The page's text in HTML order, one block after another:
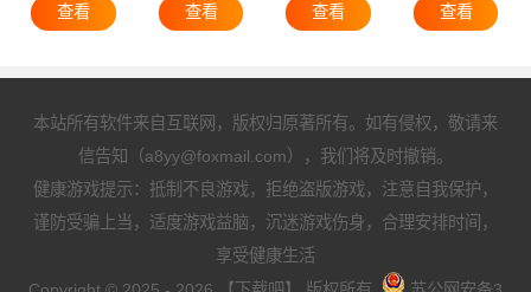
查看
查看
查看
查看
本站所有软件来自互联网，版权归原著所有。如有侵权，敬请来
信告知（a8yy@foxmail.com），我们将及时撤销。
健康游戏提示：抵制不良游戏，拒绝盗版游戏，注意自我保护，
谨防受骗上当，适度游戏益脑，沉迷游戏伤身，合理安排时间，
享受健康生活